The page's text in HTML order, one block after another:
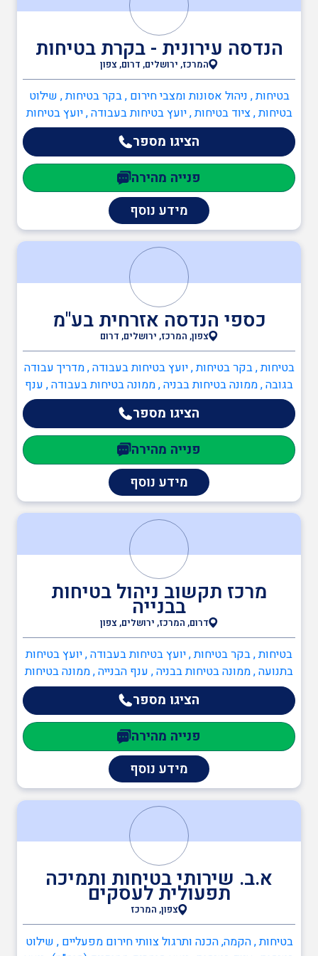
הנדסה עירונית - בקרת בטיחות
המרכז, ירושלים, דרום, צפון
בטיחות , ניהול אסונות ומצבי חירום , בקר בטיחות , שילוט
בטיחות , ציוד בטיחות , יועץ בטיחות בעבודה , יועץ בטיחות
בתנועה , מהנדס בטיחות , ממונה בטיחות בבניה , ממונה
בטיחות בעבודה , ענף הבנייה , בקר בטיחות , גידור אתרים ,
הנדסאי בניין , מפקחים בבנייה , ממונה בטיחות בבניה ,
מהנדסים והנדסאים , הנדסאי בניין , הנדסאים , מהנדס
כבישים , מהנדס אזרחי , מהנדס מבנים קונסטרוקטור ,
מהנדסי סביבה , מהנדסי בטיחות , מהנדסים והנדסאים
הציגו מספר
פנייה מהירה
מידע נוסף
כספי הנדסה אזרחית בע"מ
צפון, המרכז, ירושלים, דרום
בטיחות , בקר בטיחות , יועץ בטיחות בעבודה , מדריך עבודה
בגובה , ממונה בטיחות בבניה , ממונה בטיחות בעבודה , ענף
הבנייה , חשב כמויות בניין , בקר בטיחות , הנדסאי בניין ,
עוזר בטיחות , מנהל עבודה , מנהלי פרויקטים , מהנדס
מבנים קונסטרוקטור , מפקחים בבנייה , מעבדה לטופס 4
או גמר בניה , ממונה בטיחות בבניה , מהנדסים והנדסאים ,
הנדסאי בניין , מהנדס אזרחי , מהנדס מבנים קונסטרוקטור ,
מהנדסי בטיחות , מהנדסים והנדסאים
הציגו מספר
פנייה מהירה
מידע נוסף
מרכז תקשוב ניהול בטיחות
בבנייה
דרום, המרכז, ירושלים, צפון
בטיחות , בקר בטיחות , יועץ בטיחות בעבודה , יועץ בטיחות
בתנועה , ממונה בטיחות בבניה , ענף הבנייה , ממונה בטיחות
בבניה
הציגו מספר
פנייה מהירה
מידע נוסף
א.ב. שירותי בטיחות ותמיכה
תפעולית לעסקים
צפון, המרכז
בטיחות , הקמה, הכנה ותרגול צוותי חירום מפעליים , שילוט